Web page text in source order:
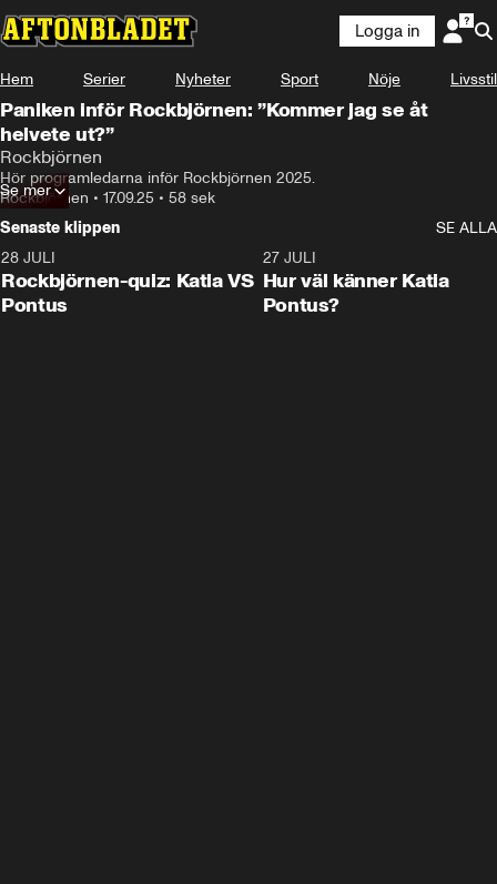
Logga in
Hem Serier Nyheter Sport Nöje Livsstil
Paniken inför Rockbjörnen: ”Kommer jag se åt
helvete ut?”
Rockbjörnen
Hör programledarna inför Rockbjörnen 2025.
Rockbjörnen • 17.09.25 • 58 sek
Se mer
Senaste klippen
SE ALLA
28 JULI
Rockbjörnen-quiz: Katia VS
Pontus
27 JULI
Hur väl känner Katia
Pontus?